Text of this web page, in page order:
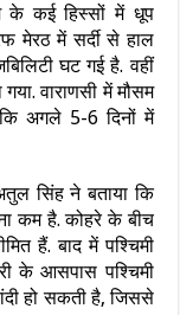
के कई हिस्सों में धूप
मेरठ में सर्दी से हाल
घट गई है. वहीं
वाराणसी में मौसम
कि अगले 5-6 दिनों में
सिंह ने बताया कि
कम है. कोहरे के बीच
हैं. बाद में पश्चिमी
के आसपास पश्चिमी
हो सकती है, जिससे